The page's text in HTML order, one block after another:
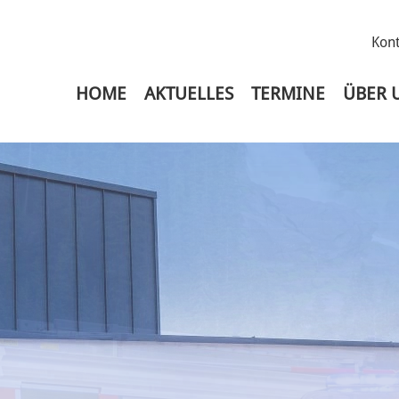
HOME AKTUELLES TERMINE ÜBER